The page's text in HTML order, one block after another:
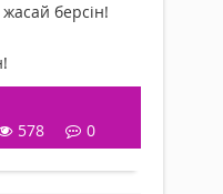
берсін!
578 0